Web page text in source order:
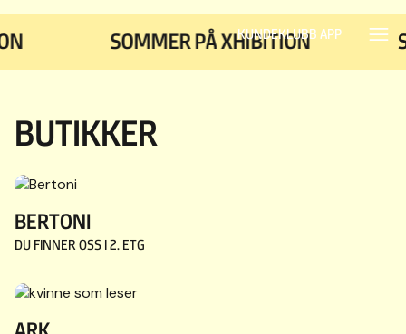
KUNDEKLUBB APP
SOMMER
XHIBITION
SE
SOMMERMAGASINET
HER
SOMMER PÅ XHIBITION
BUTIKKER
BERTONI
DU FINNER OSS I2. ETG